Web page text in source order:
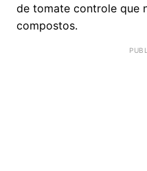
de tomate controle que
compostos.